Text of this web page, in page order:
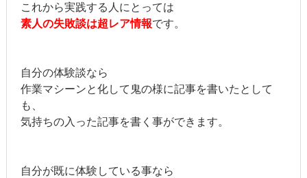
これから実践する人にとっては
素人の失敗談は超レア情報です。
自分の体験談なら
作業マシーンと化して鬼の様に記事を書いたとして
も、
気持ちの入った記事を書く事ができます。
自分が既に体験している事なら